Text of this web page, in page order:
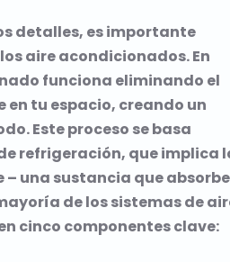
detalles, es importante
aire acondicionados. En
funciona eliminando el
tu espacio, creando un
Este proceso se basa
refrigeración, que implica
una sustancia que
de los sistemas de
cinco componentes clave: